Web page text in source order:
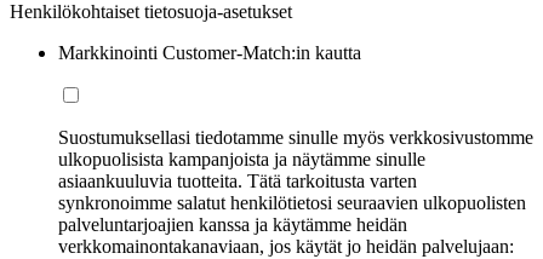
Henkilökohtaiset tietosuoja-asetukset
Markkinointi Customer-Match:in kautta
Suostumuksellasi tiedotamme sinulle myös verkkosivustomme
ulkopuolisista kampanjoista ja näytämme sinulle
asiaankuuluvia tuotteita. Tätä tarkoitusta varten
synkronoimme salatut henkilötietosi seuraavien ulkopuolisten
palveluntarjoajien kanssa ja käytämme heidän
verkkomainontakanaviaan, jos käytät jo heidän palvelujaan: